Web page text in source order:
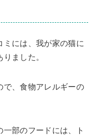
ミには、我が家の猫に
ました。
で、食物アレルギーの
部のフードには、ト